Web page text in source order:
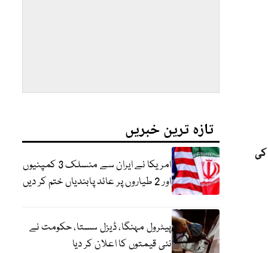
کی
تازہ ترین خبریں
امریکا نے ایران سے منسلک 3 کمپنیوں
اور 2 طیاروں پر عائد پابندیاں ختم کر دیں
پیٹرول مہنگا، ڈیزل سستا، حکومت نے
نئی قیمتوں کا اعلان کر دیا